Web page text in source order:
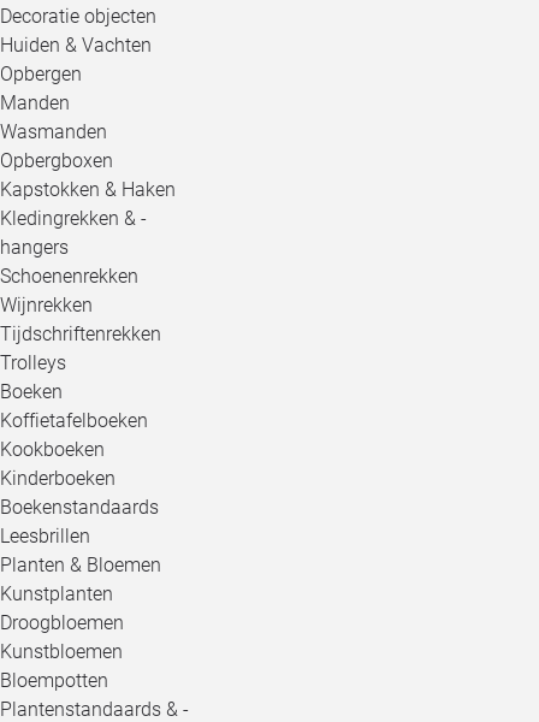
Decoratie objecten
Huiden & Vachten
Opbergen
Manden
Wasmanden
Opbergboxen
Kapstokken & Haken
Kledingrekken & -
hangers
Schoenenrekken
Wijnrekken
Tijdschriftenrekken
Trolleys
Boeken
Koffietafelboeken
Kookboeken
Kinderboeken
Boekenstandaards
Leesbrillen
Planten & Bloemen
Kunstplanten
Droogbloemen
Kunstbloemen
Bloempotten
Plantenstandaards & -